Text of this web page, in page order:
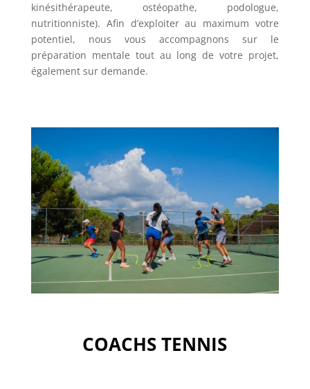
kinésithérapeute, ostéopathe, podologue,
nutritionniste). Afin d’exploiter au maximum votre
potentiel, nous vous accompagnons sur le
préparation mentale tout au long de votre projet,
également sur demande.
COACHS TENNIS